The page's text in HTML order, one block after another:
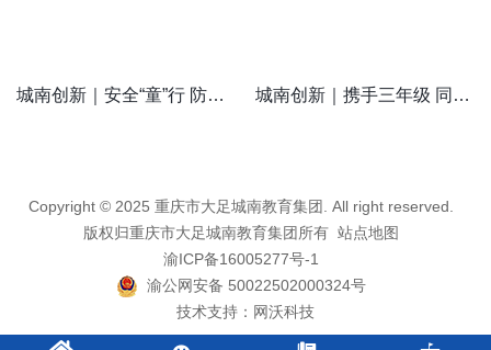
城南创新｜安全“童”行 防患未“燃” 城南创新｜携手三年级 同心伴成长
Copyright © 2025 重庆市大足城南教育集团. All right reserved.
版权归重庆市大足城南教育集团所有 站点地图
渝ICP备16005277号-1
渝公网安备 50022502000324号
技术支持： 网沃科技